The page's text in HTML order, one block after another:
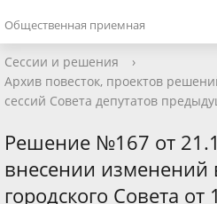
Общественная приемная
Сессии и решения
›
Архив повесток, проектов
сессий Совета депутатов
Решение №167 от
внесении
городского Совета